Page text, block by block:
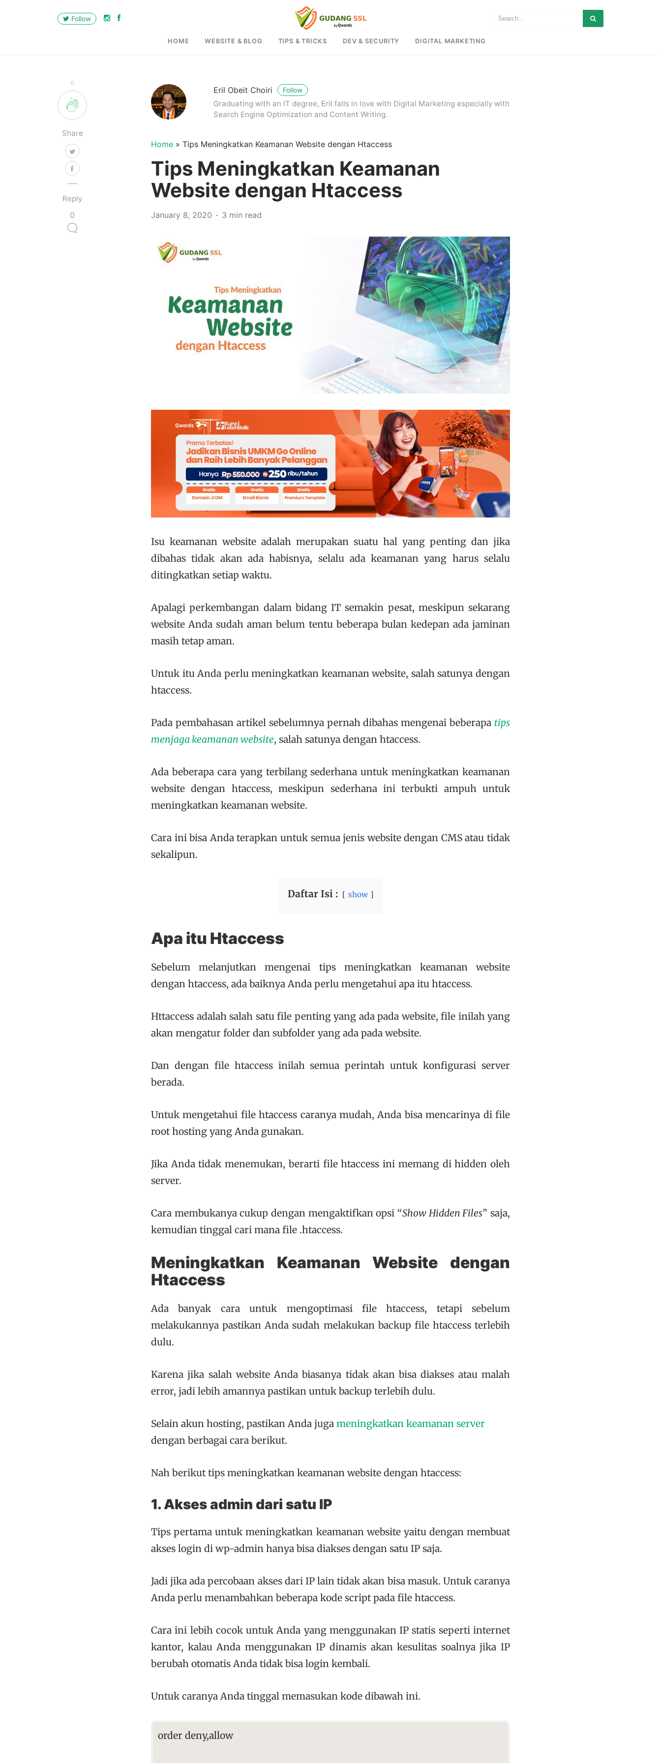
Follow
HOME WEBSITE & BLOG TIPS & TRICKS DEV & SECURITY DIGITAL MARKETING
0
Share
Reply
0
Eril Obeit Choiri Follow
Graduating with an IT degree, Eril falls in love with Digital Marketing especially with
Search Engine Optimization and Content Writing.
Home » Tips Meningkatkan Keamanan Website dengan Htaccess
Tips Meningkatkan Keamanan
Website dengan Htaccess
January 8, 2020 3 min read
Isu keamanan website adalah merupakan suatu hal yang penting dan jika
dibahas tidak akan ada habisnya, selalu ada keamanan yang harus selalu
ditingkatkan setiap waktu.
Apalagi perkembangan dalam bidang IT semakin pesat, meskipun sekarang
website Anda sudah aman belum tentu beberapa bulan kedepan ada jaminan
masih tetap aman.
Untuk itu Anda perlu meningkatkan keamanan website, salah satunya dengan
htaccess.
Pada pembahasan artikel sebelumnya pernah dibahas mengenai beberapa tips
menjaga keamanan website, salah satunya dengan htaccess.
Ada beberapa cara yang terbilang sederhana untuk meningkatkan keamanan
website dengan htaccess, meskipun sederhana ini terbukti ampuh untuk
meningkatkan keamanan website.
Cara ini bisa Anda terapkan untuk semua jenis website dengan CMS atau tidak
sekalipun.
Daftar Isi : show
Apa itu Htaccess
Sebelum melanjutkan mengenai tips meningkatkan keamanan website
dengan htaccess, ada baiknya Anda perlu mengetahui apa itu htaccess.
Httaccess adalah salah satu file penting yang ada pada website, file inilah yang
akan mengatur folder dan subfolder yang ada pada website.
Dan dengan file htaccess inilah semua perintah untuk konfigurasi server
berada.
Untuk mengetahui file htaccess caranya mudah, Anda bisa mencarinya di file
root hosting yang Anda gunakan.
Jika Anda tidak menemukan, berarti file htaccess ini memang di hidden oleh
server.
Cara membukanya cukup dengan mengaktifkan opsi “Show Hidden Files” saja,
kemudian tinggal cari mana file .htaccess.
Meningkatkan Keamanan Website dengan
Htaccess
Ada banyak cara untuk mengoptimasi file htaccess, tetapi sebelum
melakukannya pastikan Anda sudah melakukan backup file htaccess terlebih
dulu.
Karena jika salah website Anda biasanya tidak akan bisa diakses atau malah
error, jadi lebih amannya pastikan untuk backup terlebih dulu.
Selain akun hosting, pastikan Anda juga meningkatkan keamanan server
dengan berbagai cara berikut.
Nah berikut tips meningkatkan keamanan website dengan htaccess:
1. Akses admin dari satu IP
Tips pertama untuk meningkatkan keamanan website yaitu dengan membuat
akses login di wp-admin hanya bisa diakses dengan satu IP saja.
Jadi jika ada percobaan akses dari IP lain tidak akan bisa masuk. Untuk caranya
Anda perlu menambahkan beberapa kode script pada file htaccess.
Cara ini lebih cocok untuk Anda yang menggunakan IP statis seperti internet
kantor, kalau Anda menggunakan IP dinamis akan kesulitas soalnya jika IP
berubah otomatis Anda tidak bisa login kembali.
Untuk caranya Anda tinggal memasukan kode dibawah ini.
order deny,allow